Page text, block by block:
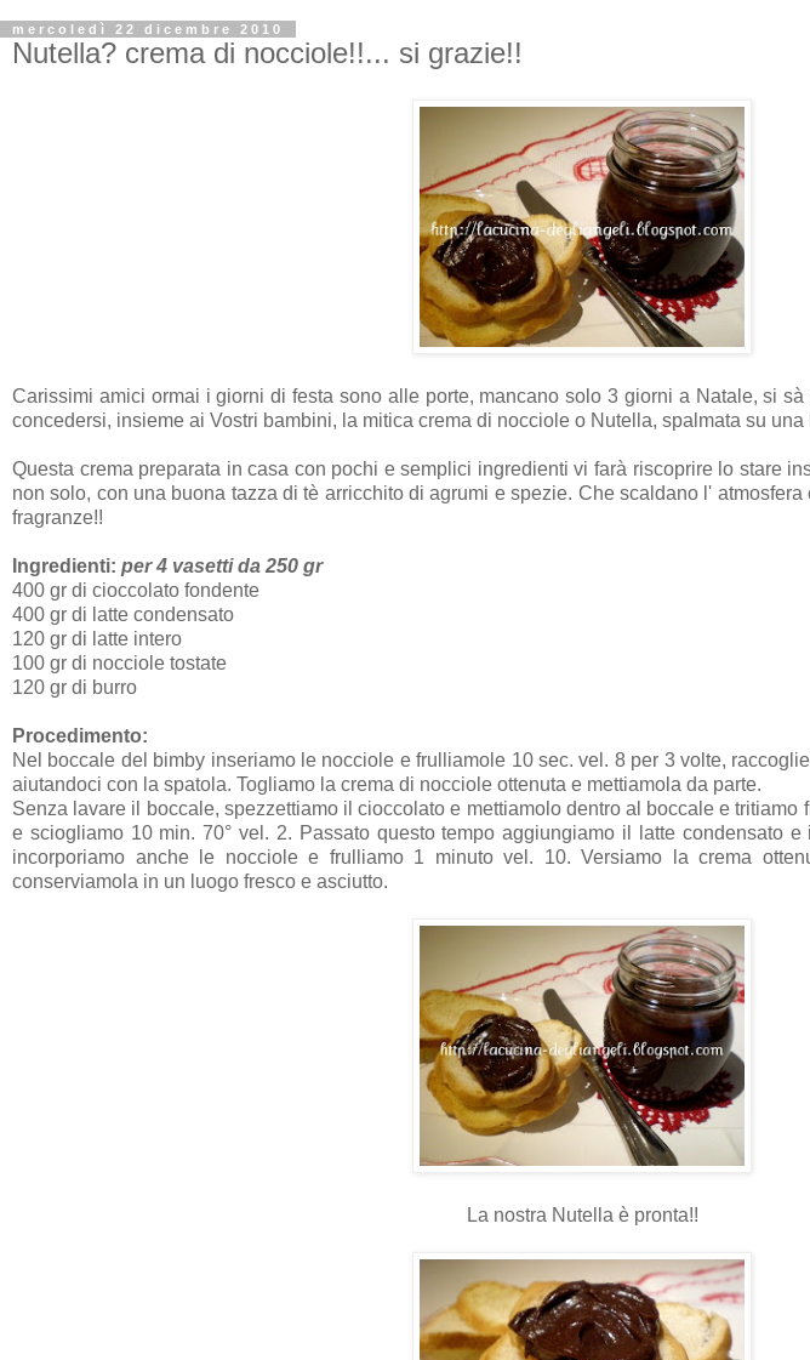
mercoledì 22 dicembre 2010
Nutella? crema di nocciole!!... si grazie!!
Carissimi amici ormai i giorni di festa sono alle porte, mancano solo 3 giorni a Natale, si
concedersi, insieme ai Vostri bambini, la mitica crema di nocciole o Nutella, spalmata su
Questa crema preparata in casa con pochi e semplici ingredienti vi farà riscoprire lo stare
non solo, con una buona tazza di tè arricchito di agrumi e spezie. Che scaldano l'
fragranze!!
Ingredienti: per 4 vasetti da 250 gr
400 gr di cioccolato fondente
400 gr di latte condensato
120 gr di latte intero
100 gr di nocciole tostate
120 gr di burro
Procedimento:
Nel boccale del bimby inseriamo le nocciole e frulliamole 10 sec. vel. 8 per 3 volte,
aiutandoci con la spatola. Togliamo la crema di nocciole ottenuta e mettiamola da parte.
Senza lavare il boccale, spezzettiamo il cioccolato e mettiamolo dentro al boccale e tritiamo
e sciogliamo 10 min. 70° vel. 2. Passato questo tempo aggiungiamo il latte condensato
incorporiamo anche le nocciole e frulliamo 1 minuto vel. 10. Versiamo la crema
conserviamola in un luogo fresco e asciutto.
La nostra Nutella è pronta!!